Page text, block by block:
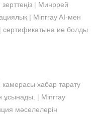
| Минррей
| Minrray AI-мен
сертификатына ие болды
хабар тарату
ұсынады.
| Minrray
мәселелерін